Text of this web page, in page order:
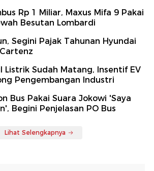
Rp 1 Miliar, Maxus Mifa 9 Pakai
Besutan Lombardi
Segini Pajak Tahunan Hyundai
Listrik Sudah Matang, Insentif EV
Pengembangan Industri
Bus Pakai Suara Jokowi 'Saya
Begini Penjelasan PO Bus
Lihat Selengkapnya